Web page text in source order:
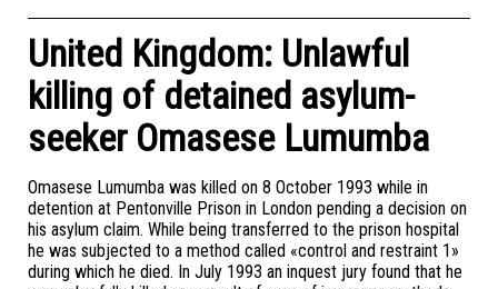
United Kingdom: Unlawful
killing of detained asylum-
seeker Omasese Lumumba
Omasese Lumumba was killed on 8 October 1993 while in
detention at Pentonville Prison in London pending a decision on
his asylum claim. While being transferred to the prison hospital
he was subjected to a method called «control and restraint 1»
during which he died. In July 1993 an inquest jury found that he